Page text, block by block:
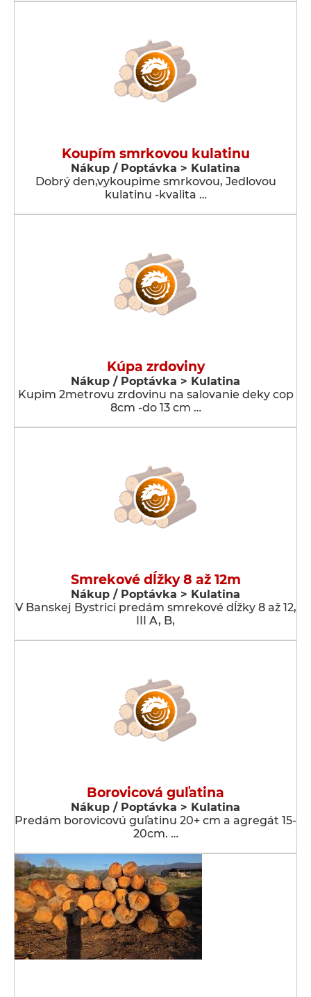
Koupím smrkovou kulatinu
Nákup / Poptávka > Kulatina
Dobrý den,vykoupime smrkovou, Jedlovou
kulatinu -kvalita …
Kúpa zrdoviny
Nákup / Poptávka > Kulatina
Kupim 2metrovu zrdovinu na salovanie deky cop
8cm -do 13 cm …
Smrekové dĺžky 8 až 12m
Nákup / Poptávka > Kulatina
V Banskej Bystrici predám smrekové dĺžky 8 až 12,
III A, B,
Borovicová guľatina
Nákup / Poptávka > Kulatina
Predám borovicovú guľatinu 20+ cm a agregát 15-
20cm. …